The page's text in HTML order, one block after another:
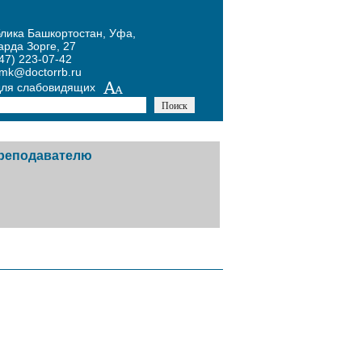
Башкортостан, Уфа,
Зорге, 27
223-07-42
слабовидящих